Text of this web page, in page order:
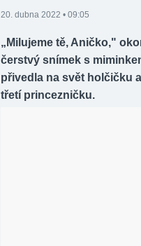
20. dubna 2022 • 09:05
„Milujeme tě, Aničko,"
čerstvý snímek s
přivedla na svět holčičku
třetí princezničku.